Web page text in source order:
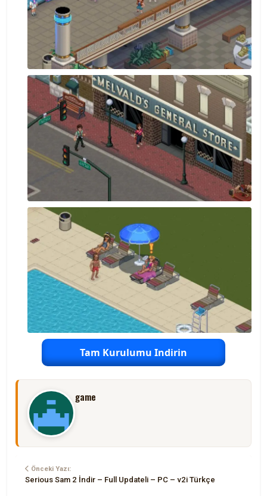
Tam Kurulumu Indirin
game
Önceki Yazı:
Serious Sam 2 İndir – Full Updateli – PC – v2i Türkçe